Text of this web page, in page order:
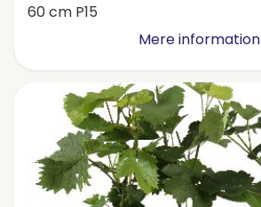
60 cm P15
Mere information